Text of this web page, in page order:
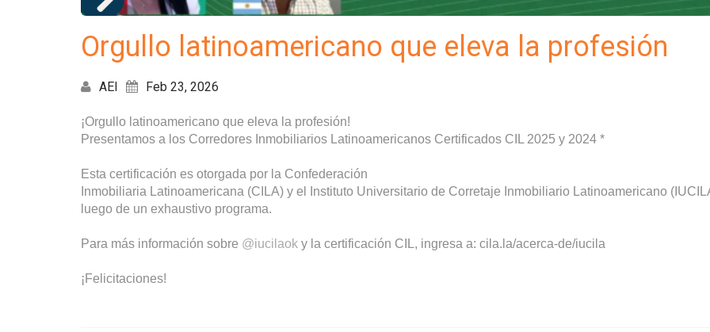
Orgullo latinoamericano que eleva la profesión
AEI Feb 23, 2026
¡Orgullo latinoamericano que eleva la profesión!
Presentamos a los Corredores Inmobiliarios Latinoamericanos Certificados CIL 2025 y 2024 *
Esta certificación es otorgada por la Confederación
Inmobiliaria Latinoamericana (CILA) y el Instituto Universitario de Corretaje Inmobiliario Latinoamericano
luego de un exhaustivo programa.
Para más información sobre @iucilaok y la certificación CIL, ingresa a: cila.la/acerca-de/iucila
¡Felicitaciones!